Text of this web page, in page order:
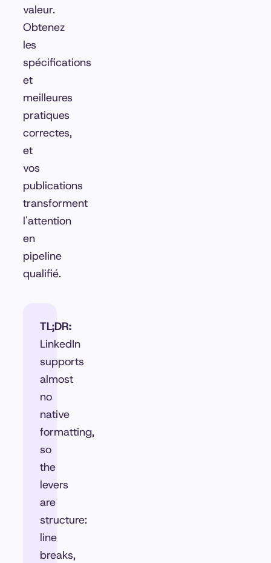
valeur.
Obtenez
les
spécifications
et
meilleures
pratiques
correctes,
et
vos
publications
transforment
l'attention
en
pipeline
qualifié.
TL;DR:
LinkedIn
supports
almost
no
native
formatting,
so
the
levers
are
structure:
line
breaks,